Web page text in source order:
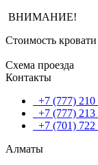
ВНИМАНИЕ!
Стоимость кровати
Схема проезда
Контакты
+7 (777) 210
+7 (777) 213
+7 (701) 722
Алматы